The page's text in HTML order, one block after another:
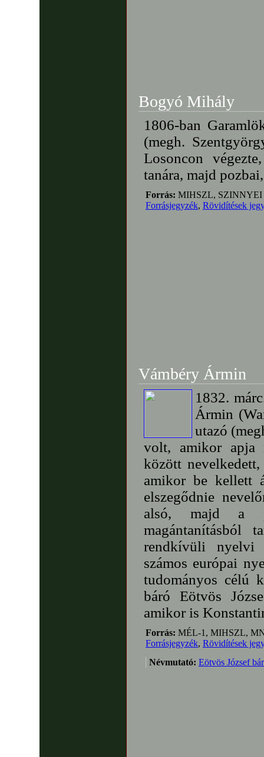
Bogyó Mihály
1806-ban
(megh.
Losoncon
tanára, majd
Forrás: MIHSZL, SZINNYEI
Forrásjegyzék, Rövidítések
Vámbéry Ármin
1832.
Ármin
utazó
volt, amikor apja
között
amikor be kellett
elszegődnie
alsó, majd a
magántanításból
rendkívüli nyelvi
számos európai
tudományos célú
báró Eötvös
amikor is
Forrás: MÉL-1, MIHSZL,
Forrásjegyzék, Rövidítések
Névmutató: Eötvös József